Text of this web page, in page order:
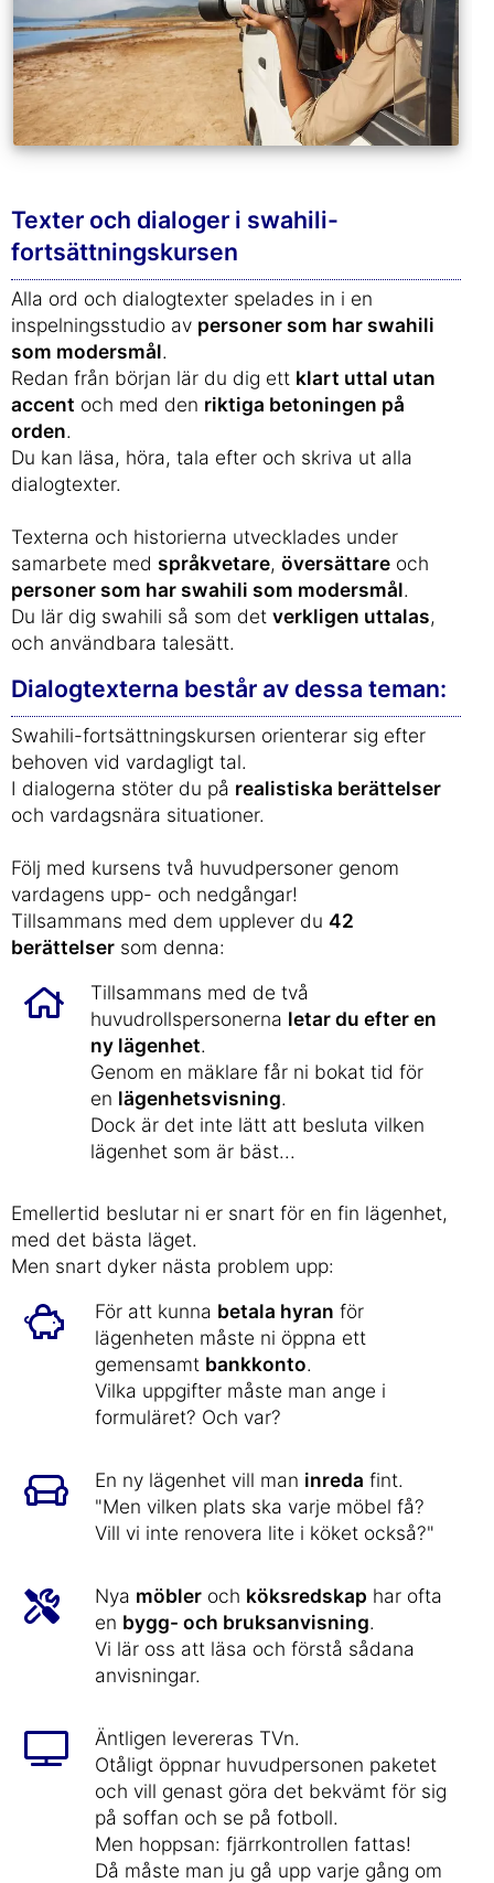
Texter och dialoger i swahili-
fortsättningskursen
Alla ord och dialogtexter spelades in i en
inspelningsstudio av personer som har swahili
som modersmål.
Redan från början lär du dig ett klart uttal utan
accent och med den riktiga betoningen på
orden.
Du kan läsa, höra, tala efter och skriva ut alla
dialogtexter.
Texterna och historierna utvecklades under
samarbete med språkvetare, översättare och
personer som har swahili som modersmål.
Du lär dig swahili så som det verkligen uttalas,
och användbara talesätt.
Dialogtexterna består av dessa teman:
Swahili-fortsättningskursen orienterar sig efter
behoven vid vardagligt tal.
I dialogerna stöter du på realistiska berättelser
och vardagsnära situationer.
Följ med kursens två huvudpersoner genom
vardagens upp- och nedgångar!
Tillsammans med dem upplever du 42
berättelser som denna:
Tillsammans med de två
huvudrollspersonerna letar du efter en
ny lägenhet.
Genom en mäklare får ni bokat tid för
en lägenhetsvisning.
Dock är det inte lätt att besluta vilken
lägenhet som är bäst...
Emellertid beslutar ni er snart för en fin lägenhet,
med det bästa läget.
Men snart dyker nästa problem upp:
För att kunna betala hyran för
lägenheten måste ni öppna ett
gemensamt bankkonto.
Vilka uppgifter måste man ange i
formuläret? Och var?
En ny lägenhet vill man inreda fint.
"Men vilken plats ska varje möbel få?
Vill vi inte renovera lite i köket också?"
Nya möbler och köksredskap har ofta
en bygg- och bruksanvisning.
Vi lär oss att läsa och förstå sådana
anvisningar.
Äntligen levereras TVn.
Otåligt öppnar huvudpersonen paketet
och vill genast göra det bekvämt för sig
på soffan och se på fotboll.
Men hoppsan: fjärrkontrollen fattas!
Då måste man ju gå upp varje gång om